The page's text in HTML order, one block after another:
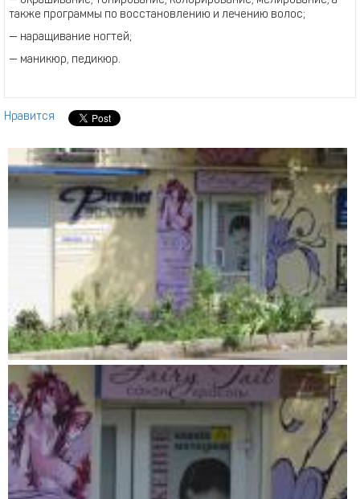
также программы по восстановлению и лечению волос;
— наращивание ногтей;
— маникюр, педикюр.
Нравится